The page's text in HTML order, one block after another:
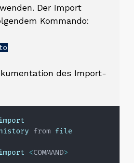
Der Import
Kommando:
des Import-
from file
<COMMAND>